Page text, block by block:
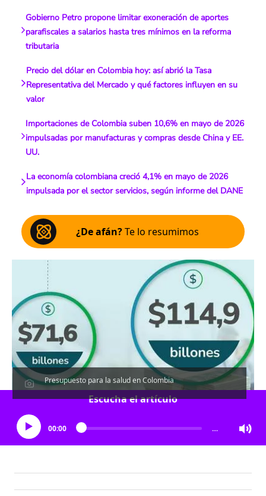
Gobierno Petro propone limitar exoneración de aportes
parafiscales a salarios hasta tres mínimos en la reforma
tributaria
Precio del dólar en Colombia hoy: así abrió la Tasa
Representativa del Mercado y qué factores influyen en su
valor
Importaciones de Colombia suben 10,6% en mayo de 2026
impulsadas por manufacturas y compras desde China y EE.
UU.
La economía colombiana creció 4,1% en mayo de 2026
impulsada por el sector servicios, según informe del DANE
¿De afán?Te lo resumimos
Presupuesto para la salud en Colombia
Escucha el artículo
00:00 …